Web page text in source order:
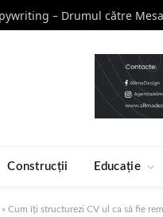
Construcții Educație
» Cum îți structurezi CV ul ca să fie